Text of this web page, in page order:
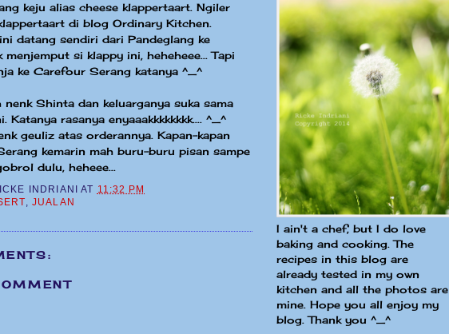
keju alias cheese klappertaart. Ngiler
di blog Ordinary Kitchen.
datang sendiri dari Pandeglang ke
si klappy ini, heheheee... Tapi
ke Carefour Serang katanya ^_^
nenk Shinta dan keluarganya suka sama
Katanya rasanya enyaaakkkkkkkk.... ^_^
geuliz atas orderannya. Kapan-kapan
kemarin mah buru-buru pisan sampe
dulu, heheee...
INDRIANI AT 11:32 PM
JUALAN
I ain't a chef, but I do love
baking and cooking. The
recipes in this blog are
already tested in my own
kitchen and all the photos are
mine. Hope you all enjoy my
blog. Thank you ^_^